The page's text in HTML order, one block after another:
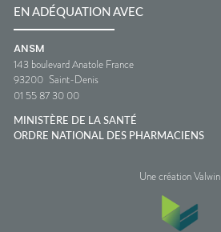
EN ADÉQUATION AVEC
ANSM
143 boulevard Anatole France
93200 Saint-Denis
01 55 87 30 00
MINISTÈRE DE LA SANTÉ
ORDRE NATIONAL DES PHARMACIENS
Une création Valwin